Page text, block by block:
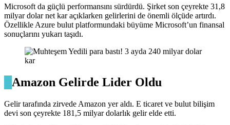
Microsoft da güçlü performansını sürdürdü. Şirket son çeyrekte 31,8
milyar dolar net kar açıklarken gelirlerini de önemli ölçüde artırdı.
Özellikle Azure bulut platformundaki büyüme Microsoft’un finansal
sonuçlarını yukarı taşıdı.
Amazon Gelirde Lider Oldu
Gelir tarafında zirvede Amazon yer aldı. E ticaret ve bulut bilişim
devi son çeyrekte 181,5 milyar dolarlık gelir elde etti.